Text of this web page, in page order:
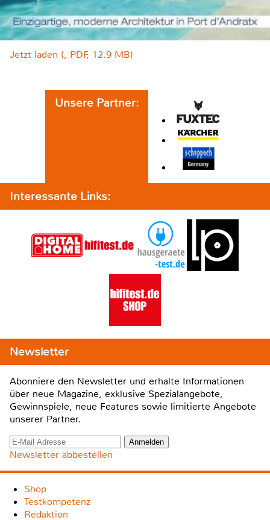
Jetzt laden (, PDF, 12.9 MB)
Unsere Partner:
Interessante Links:
Newsletter
Abonniere den Newsletter und erhalte Informationen
über neue Magazine, exklusive Spezialangebote,
Gewinnspiele, neue Features sowie limitierte Angebote
unserer Partner.
Newsletter abbestellen
Shop
Testkompetenz
Redaktion